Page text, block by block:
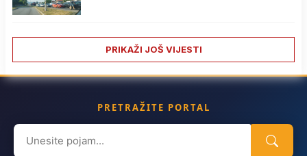
PRIKAŽI JOŠ VIJESTI
PRETRAŽITE PORTAL
Search
for: